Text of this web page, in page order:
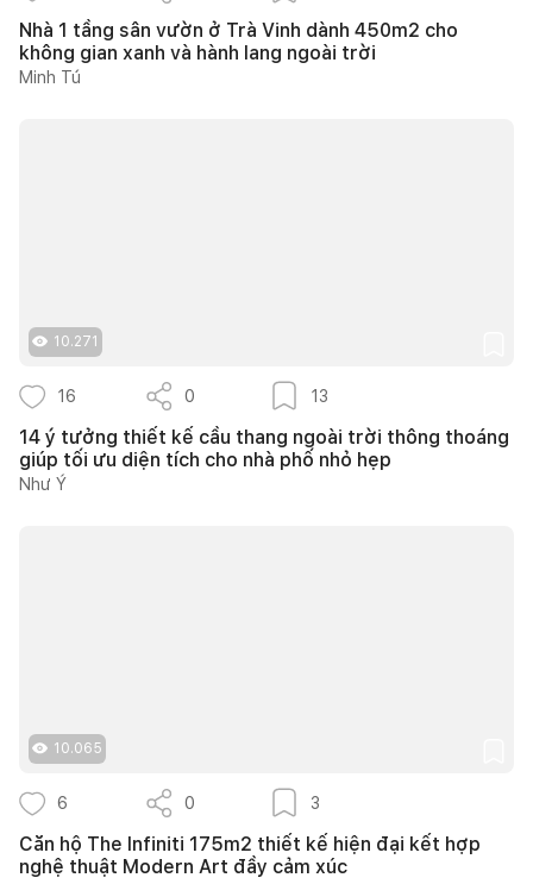
Nhà 1 tầng sân vườn ở Trà Vinh dành 450m2 cho
không gian xanh và hành lang ngoài trời
Minh Tú
10.271
16 0 13
14 ý tưởng thiết kế cầu thang ngoài trời thông thoáng
giúp tối ưu diện tích cho nhà phố nhỏ hẹp
Như Ý
10.065
6 0 3
Căn hộ The Infiniti 175m2 thiết kế hiện đại kết hợp
nghệ thuật Modern Art đầy cảm xúc